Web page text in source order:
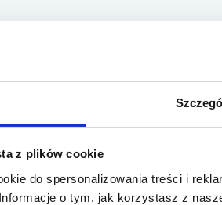
z plików cookie
do spersonalizowania treści i
o tym, jak korzystasz z